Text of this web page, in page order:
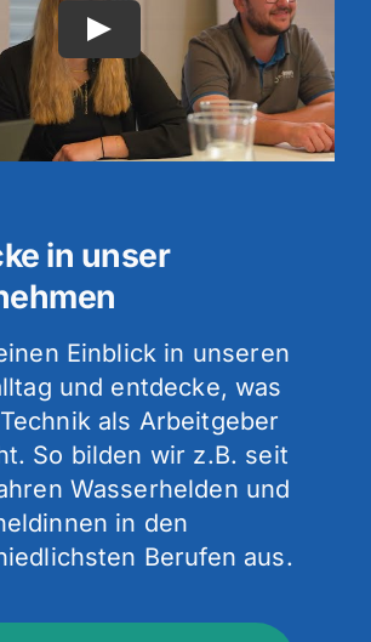
in unser
Einblick in unseren
und entdecke, was
als Arbeitgeber
So bilden wir z.B. seit
Wasserhelden und
in den
Berufen aus.